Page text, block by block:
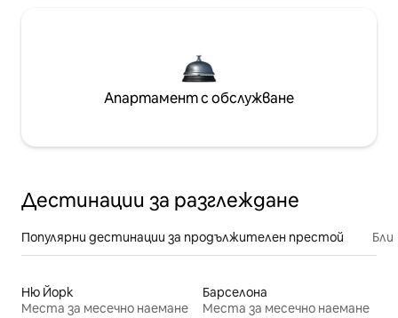
Апартамент с обслужване
Дестинации за разглеждане
Популярни дестинации за продължителен престой
Ню Йорк
Места за месечно наемане
Барселона
Места за месечно наемане